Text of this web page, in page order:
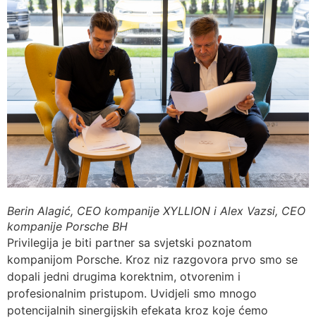
Berin Alagić, CEO kompanije XYLLION i Alex Vazsi, CEO
kompanije Porsche BH
Privilegija je biti partner sa svjetski poznatom
kompanijom Porsche. Kroz niz razgovora prvo smo se
dopali jedni drugima korektnim, otvorenim i
profesionalnim pristupom. Uvidjeli smo mnogo
potencijalnih sinergijskih efekata kroz koje ćemo